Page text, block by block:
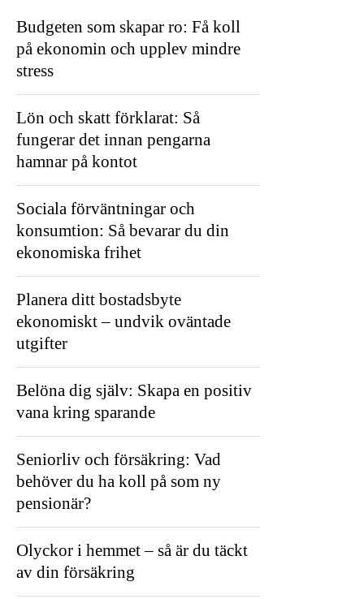
Budgeten som skapar ro: Få koll
på ekonomin och upplev mindre
stress
Lön och skatt förklarat: Så
fungerar det innan pengarna
hamnar på kontot
Sociala förväntningar och
konsumtion: Så bevarar du din
ekonomiska frihet
Planera ditt bostadsbyte
ekonomiskt – undvik oväntade
utgifter
Belöna dig själv: Skapa en positiv
vana kring sparande
Seniorliv och försäkring: Vad
behöver du ha koll på som ny
pensionär?
Olyckor i hemmet – så är du täckt
av din försäkring